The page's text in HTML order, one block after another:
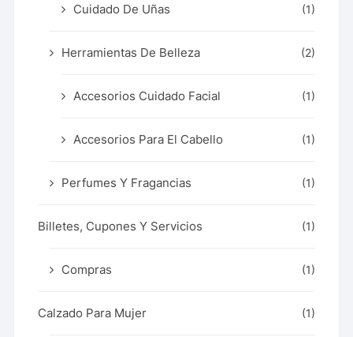
Cuidado De Uñas (1)
Herramientas De Belleza (2)
Accesorios Cuidado Facial (1)
Accesorios Para El Cabello (1)
Perfumes Y Fragancias (1)
Billetes, Cupones Y Servicios (1)
Compras (1)
Calzado Para Mujer (1)